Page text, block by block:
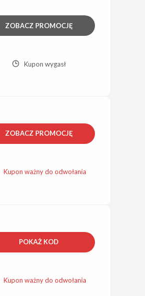
ZOBACZ PROMOCJĘ
Kupon wygasł
ZOBACZ PROMOCJĘ
Kupon ważny do odwołania
POKAŻ KOD
Kupon ważny do odwołania